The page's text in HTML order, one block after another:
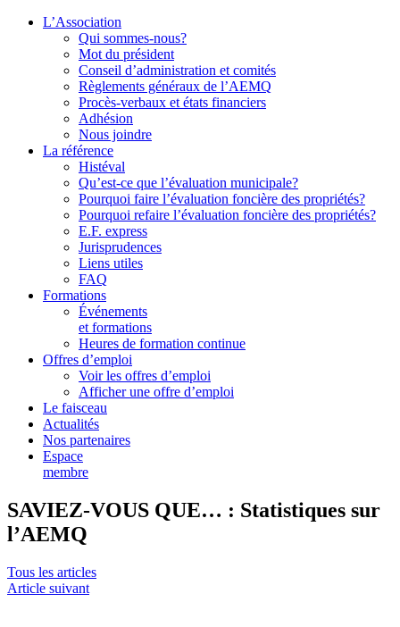
L’Association
Qui sommes-nous?
Mot du président
Conseil d’administration et comités
Règlements généraux de l’AEMQ
Procès-verbaux et états financiers
Adhésion
Nous joindre
La référence
Histéval
Qu’est-ce que l’évaluation municipale?
Pourquoi faire l’évaluation foncière des propriétés?
Pourquoi refaire l’évaluation foncière des propriétés?
E.F. express
Jurisprudences
Liens utiles
FAQ
Formations
Événements
et formations
Heures de formation continue
Offres d’emploi
Voir les offres d’emploi
Afficher une offre d’emploi
Le faisceau
Actualités
Nos partenaires
Espace
membre
SAVIEZ-VOUS QUE… : Statistiques sur
l’AEMQ
Tous les articles
Article suivant